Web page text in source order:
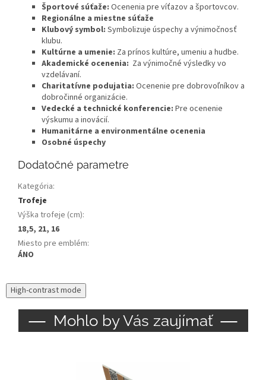
Športové súťaže: Ocenenia pre víťazov a športovcov.
Regionálne a miestne súťaže
Klubový symbol: Symbolizuje úspechy a výnimočnosť
klubu.
Kultúrne a umenie: Za prínos kultúre, umeniu a hudbe.
Akademické ocenenia: Za výnimočné výsledky vo
vzdelávaní.
Charitatívne podujatia: Ocenenie pre dobrovoľníkov a
dobročinné organizácie.
Vedecké a technické konferencie: Pre ocenenie
výskumu a inovácií.
Humanitárne a environmentálne ocenenia
Osobné úspechy
Dodatočné parametre
Kategória:
Trofeje
Výška trofeje (cm):
18,5, 21, 16
Miesto pre emblém:
ÁNO
High-contrast mode
Mohlo by Vás zaujímať